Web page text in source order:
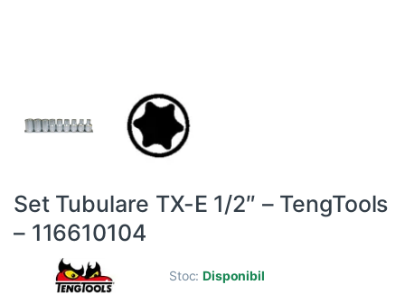
Set Tubulare TX-E 1/2″ – TengTools
– 116610104
Stoc:Disponibil